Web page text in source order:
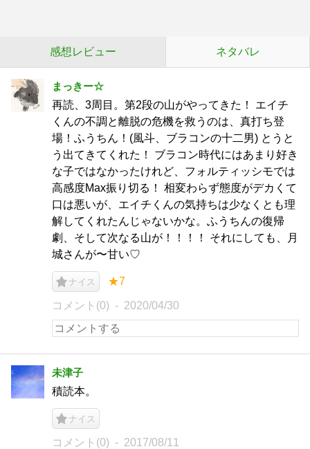
感想レビュー ネタバレ
まっきー☆
再読、3周目。第2段の山がやってきた！ エイチ
くんの不調と離脱の危機を救うのは、真打ち登
場！ふうちん！(風斗、ブラコンの十二男) とうと
う出てきてくれた！ ブラコン時代にはあまり好き
な子ではなかったけれど、フォルティッシモでは
高感度Max振り切る！ 相変わらず態度がデカくて
口は悪いが、エイチくんの気持ちは少なくとも理
解してくれたんじゃないかな。ふうちんの復帰
劇、そして次なる山が！！！！ それにしても、月
城さんが〜甘い♡
ナイス ★7
コメント(0) 2020/04/30
未津子
積読本。
ナイス
コメント(0) 2017/08/11